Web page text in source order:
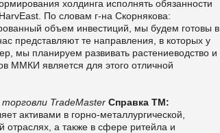
холдинга исполнять обязанности
По словам г-на Скорнякова:
объем инвестиций, мы будем готовы в
представляют те направления, в которых у
мы планируем развивать растениеводство и
ММКИ является для этого отличной
TradeMaster Справка ТМ:
активами в горно-металлургической,
отраслях, а также в сфере ритейла и